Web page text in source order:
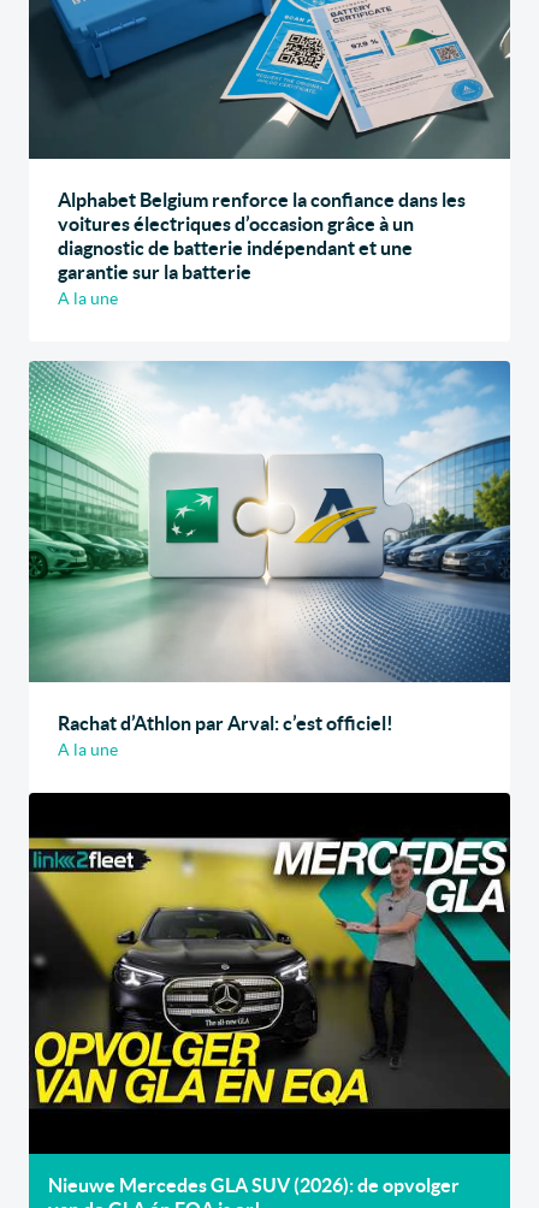
Alphabet Belgium renforce la confiance dans les
voitures électriques d’occasion grâce à un
diagnostic de batterie indépendant et une
garantie sur la batterie
A la une
Rachat d’Athlon par Arval: c’est officiel!
A la une
Nieuwe Mercedes GLA SUV (2026): de opvolger